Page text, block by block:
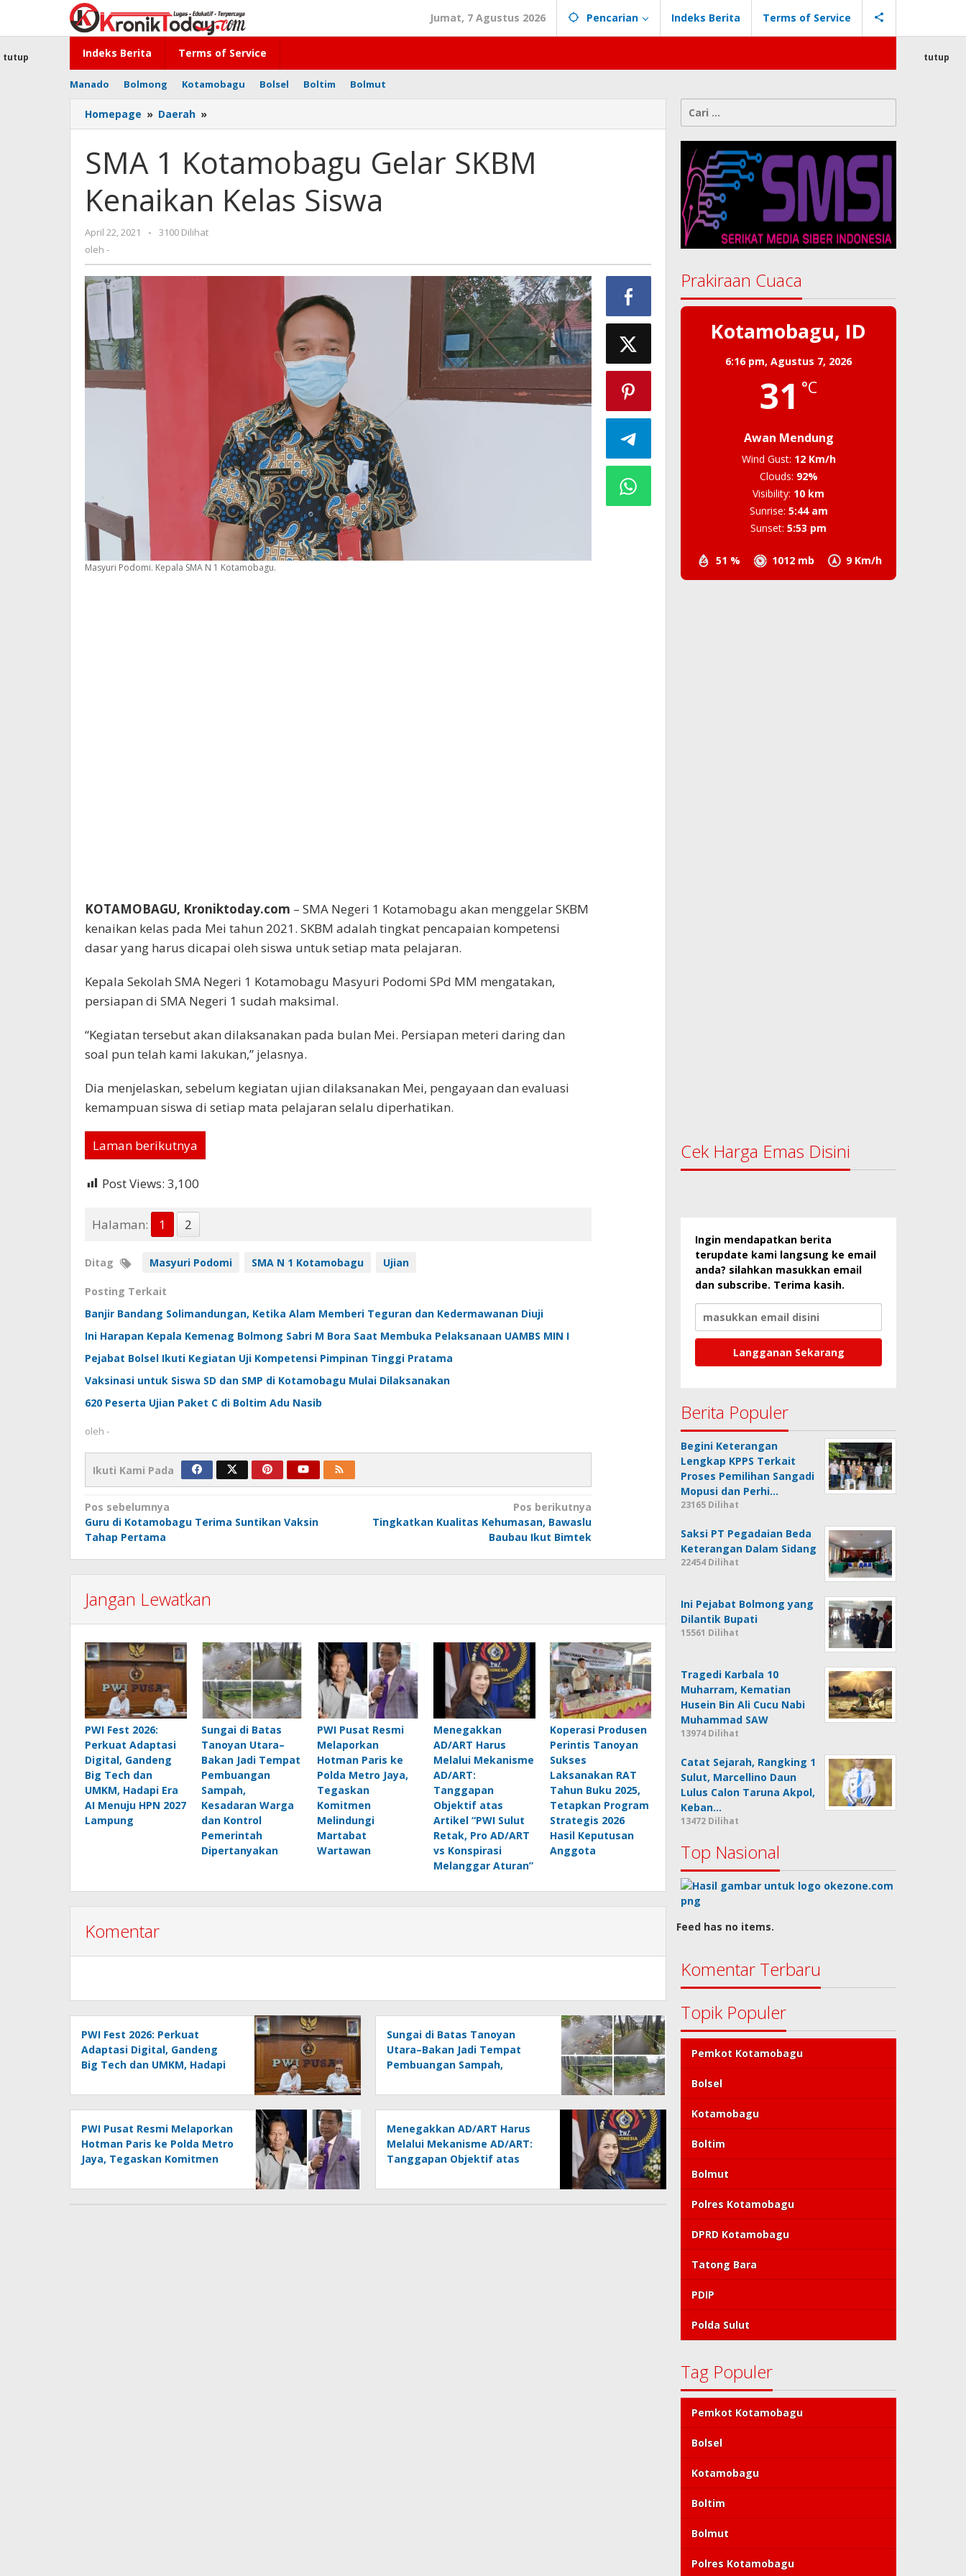
konten
Jumat, 7 Agustus 2026 Pencarian Indeks Berita Terms of Service
Indeks Berita Terms of Service
Manado Bolmong Kotamobagu Bolsel Boltim Bolmut
tutup tutup
Homepage » Daerah »
1
Gelar
SKBM
Kenaikan
Kelas
SMA 1 Kotamobagu Gelar SKBM
Kenaikan Kelas Siswa
April 22, 2021
oleh
-
3100 Dilihat
oleh -
Masyuri Podomi. Kepala SMA N 1 Kotamobagu.
KOTAMOBAGU, Kroniktoday.com – SMA Negeri 1 Kotamobagu akan menggelar SKBM
kenaikan kelas pada Mei tahun 2021. SKBM adalah tingkat pencapaian kompetensi
dasar yang harus dicapai oleh siswa untuk setiap mata pelajaran.
Kepala Sekolah SMA Negeri 1 Kotamobagu Masyuri Podomi SPd MM mengatakan,
persiapan di SMA Negeri 1 sudah maksimal.
“Kegiatan tersebut akan dilaksanakan pada bulan Mei. Persiapan meteri daring dan
soal pun telah kami lakukan,” jelasnya.
Dia menjelaskan, sebelum kegiatan ujian dilaksanakan Mei, pengayaan dan evaluasi
kemampuan siswa di setiap mata pelajaran selalu diperhatikan.
Laman berikutnya
Post Views: 3,100
Halaman: 1 2
Ditag Masyuri Podomi SMA N 1 Kotamobagu Ujian
Posting Terkait
Banjir Bandang Solimandungan, Ketika Alam Memberi Teguran dan Kedermawanan Diuji
Ini Harapan Kepala Kemenag Bolmong Sabri M Bora Saat Membuka Pelaksanaan UAMBS MIN I
Pejabat Bolsel Ikuti Kegiatan Uji Kompetensi Pimpinan Tinggi Pratama
Vaksinasi untuk Siswa SD dan SMP di Kotamobagu Mulai Dilaksanakan
620 Peserta Ujian Paket C di Boltim Adu Nasib
oleh -
Ikuti Kami Pada
Navigasi
pos
Pos sebelumnya
Guru di Kotamobagu Terima Suntikan Vaksin
Tahap Pertama
Pos berikutnya
Tingkatkan Kualitas Kehumasan, Bawaslu
Baubau Ikut Bimtek
Jangan Lewatkan
PWI Fest 2026:
Perkuat Adaptasi
Digital, Gandeng
Big Tech dan
UMKM, Hadapi Era
AI Menuju HPN 2027
Lampung
Sungai di Batas
Tanoyan Utara–
Bakan Jadi Tempat
Pembuangan
Sampah,
Kesadaran Warga
dan Kontrol
Pemerintah
Dipertanyakan
PWI Pusat Resmi
Melaporkan
Hotman Paris ke
Polda Metro Jaya,
Tegaskan
Komitmen
Melindungi
Martabat
Wartawan
Menegakkan
AD/ART Harus
Melalui Mekanisme
AD/ART:
Tanggapan
Objektif atas
Artikel “PWI Sulut
Retak, Pro AD/ART
vs Konspirasi
Melanggar Aturan”
Koperasi Produsen
Perintis Tanoyan
Sukses
Laksanakan RAT
Tahun Buku 2025,
Tetapkan Program
Strategis 2026
Hasil Keputusan
Anggota
Komentar
PWI Fest 2026: Perkuat
Adaptasi Digital, Gandeng
Big Tech dan UMKM, Hadapi
Lampung
Sungai di Batas Tanoyan
Utara–Bakan Jadi Tempat
Pembuangan Sampah,
Kontrol Pemerintah
Dipertanyakan
PWI Pusat Resmi Melaporkan
Hotman Paris ke Polda Metro
Jaya, Tegaskan Komitmen
Wartawan
Menegakkan AD/ART Harus
Melalui Mekanisme AD/ART:
Tanggapan Objektif atas
AD/ART vs Konspirasi
Cari
untuk:
Prakiraan Cuaca
Kotamobagu, ID
6:16 pm,Agustus 7, 2026
31 °C
Awan Mendung
51 % 1012 mb 9 Km/h
Wind Gust: 12 Km/h
Clouds: 92%
Visibility: 10 km
Sunrise: 5:44 am
Sunset: 5:53 pm
Cek Harga Emas Disini
Ingin mendapatkan berita
terupdate kami langsung ke email
anda? silahkan masukkan email
dan subscribe. Terima kasih.
Berita Populer
Begini Keterangan
Lengkap KPPS Terkait
Proses Pemilihan Sangadi
Mopusi dan Perhi…
23165 Dilihat
Saksi PT Pegadaian Beda
Keterangan Dalam Sidang
22454 Dilihat
Ini Pejabat Bolmong yang
Dilantik Bupati
15561 Dilihat
Tragedi Karbala 10
Muharram, Kematian
Husein Bin Ali Cucu Nabi
Muhammad SAW
13974 Dilihat
Catat Sejarah, Rangking 1
Sulut, Marcellino Daun
Lulus Calon Taruna Akpol,
Keban…
13472 Dilihat
Top Nasional
Feed has no items.
Komentar Terbaru
Topik Populer
Pemkot Kotamobagu
Bolsel
Kotamobagu
Boltim
Bolmut
Polres Kotamobagu
DPRD Kotamobagu
Tatong Bara
PDIP
Polda Sulut
Tag Populer
Pemkot Kotamobagu
Bolsel
Kotamobagu
Boltim
Bolmut
Polres Kotamobagu